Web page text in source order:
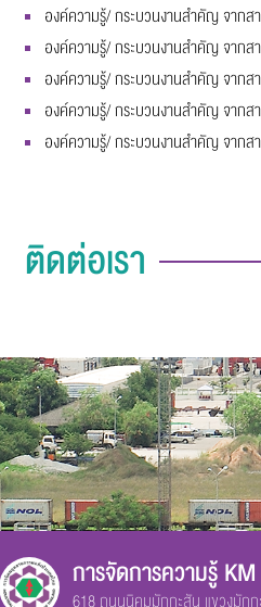
องค์ความรู้/ กระบวนงานสำคัญ จาก
องค์ความรู้/ กระบวนงานสำคัญ จาก
องค์ความรู้/ กระบวนงานสำคัญ จากส
องค์ความรู้/ กระบวนงานสำคัญ จากส
องค์ความรู้/ กระบวนงานสำคัญ จากส
ติดต่อเรา
การจัดการความรู้ KM